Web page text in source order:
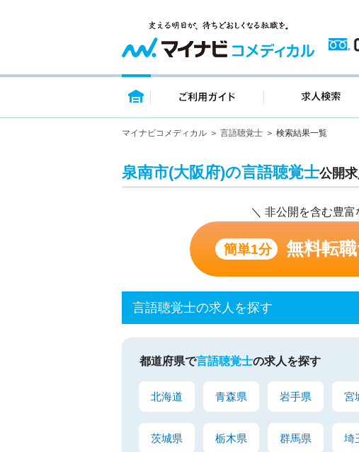
トップページ ご利用ガイド
マイナビコメディカル 言語聴覚士 検索結果一覧
泉南市(大阪府)の言語聴覚士公開
＼ 非公開を含む豊
簡単1分 無料転
言語聴覚士の求人を探す
都道府県で言語聴覚士の求人を探す
北海道 青森県 岩手県 宮
茨城県 栃木県 群馬県 埼